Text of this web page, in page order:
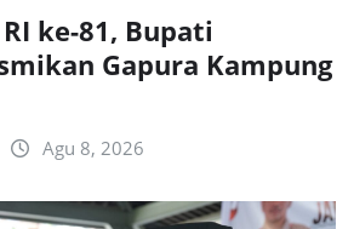
ke-81, Bupati
Gapura Kampung
Agu 8, 2026